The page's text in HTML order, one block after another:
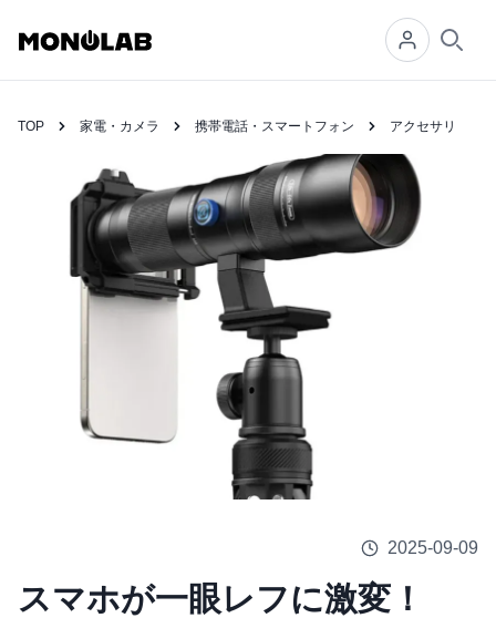
TOP 家電・カメラ 携帯電話・スマートフォン アクセサリ
2025-09-09
スマホが一眼レフに激変！